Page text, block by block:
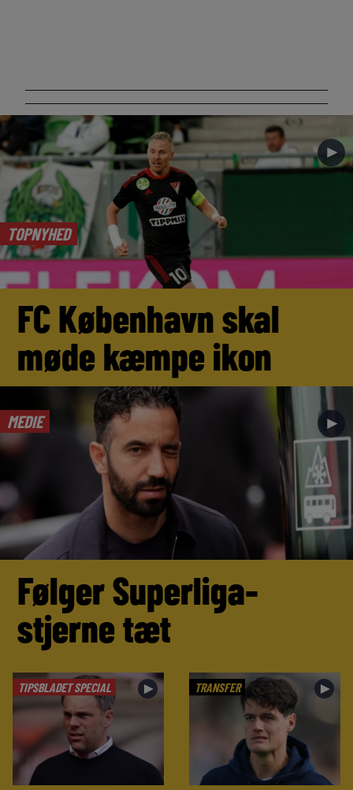
TOPNYHED
►
FC København skal
møde kæmpe ikon
MEDIE ►
Følger Superliga-
stjerne tæt
TIPSBLADET SPECIAL ► TRANSFER ►